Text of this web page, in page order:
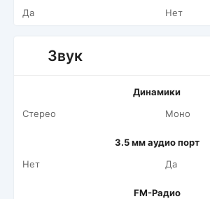
Да
Нет
Звук
Динамики
Стерео
Моно
3.5 мм аудио порт
Нет
Да
FM-Радио